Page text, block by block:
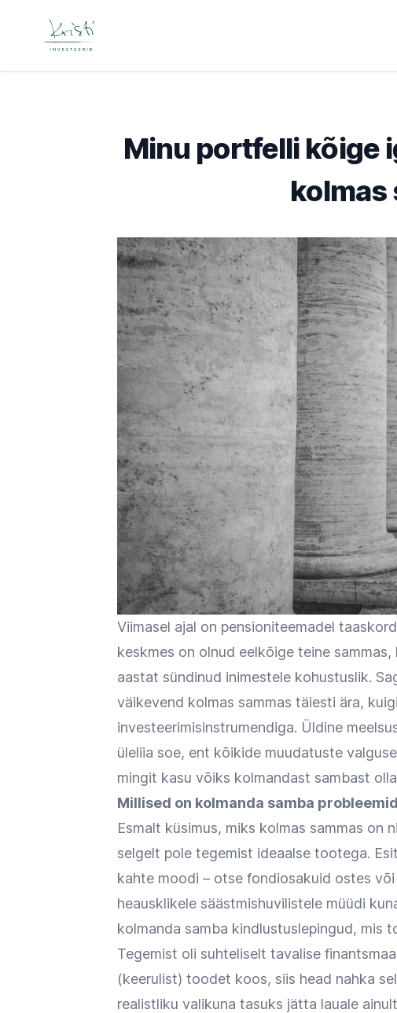
Minu portfelli kõige
kolmas
Viimasel ajal on pensioniteemadel
keskmes on olnud eelkõige teine
aastat sündinud inimestele kohustuslik.
väikevend kolmas sammas täiesti ära,
investeerimisinstrumendiga. Üldine
üleliia soe, ent kõikide muudatuste
mingit kasu võiks kolmandast sambast
Millised on kolmanda samba
Esmalt küsimus, miks kolmas sammas on
selgelt pole tegemist ideaalse tootega.
kahte moodi – otse fondiosakuid ostes
heausklikele säästmishuvilistele müüdi
kolmanda samba kindlustuslepingud, mis
Tegemist oli suhteliselt tavalise
(keerulist) toodet koos, siis head nahka
realistliku valikuna tasuks jätta lauale